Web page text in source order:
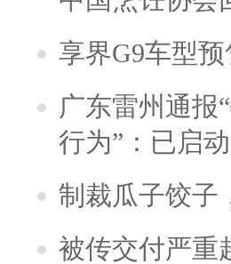
享界G9车型
广东雷州通报
行为”：已启
制裁瓜子饺子
被传交付严重